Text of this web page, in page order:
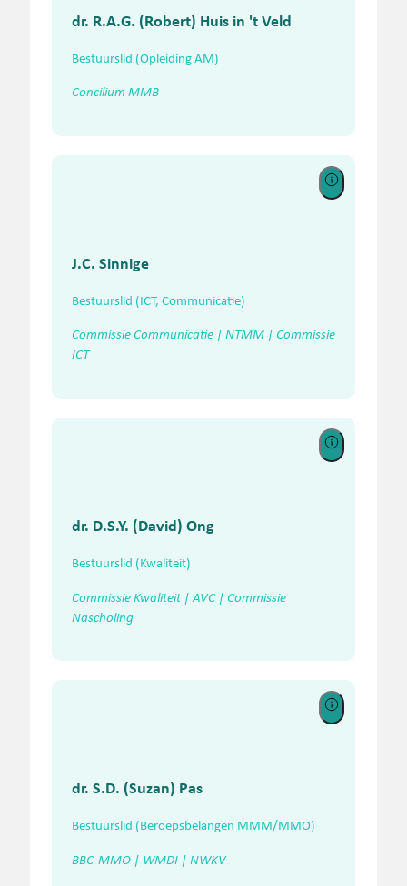
dr. R.A.G. (Robert) Huis in 't Veld
Bestuurslid (Opleiding AM)
Concilium MMB
J.C. Sinnige
Bestuurslid (ICT, Communicatie)
Commissie Communicatie | NTMM | Commissie
ICT
dr. D.S.Y. (David) Ong
Bestuurslid (Kwaliteit)
Commissie Kwaliteit | AVC | Commissie
Nascholing
dr. S.D. (Suzan) Pas
Bestuurslid (Beroepsbelangen MMM/MMO)
BBC-MMO | WMDI | NWKV